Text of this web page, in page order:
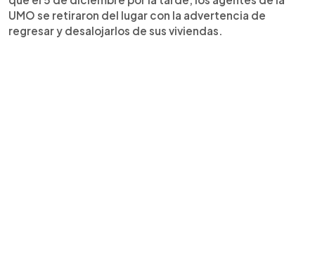
UMO se retiraron del lugar con la advertencia de
regresar y desalojarlos de sus viviendas.